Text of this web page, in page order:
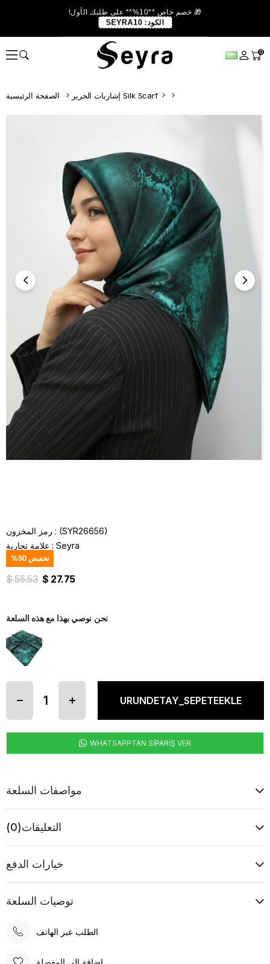
🎁 خصم خاص **10%** على طلبك الأول!
الكود: SEYRA10
0
إشاربات الحرير Silk Scarf
رمز المخزون
(SYR26656)
علامة تجارية : Seyra
%50 تخفيض
$ 55.53 $ 27.75
نحن نوصي بهذا مع هذه السلعة
WHATSAPPTAN SİPARİŞ VER
مواصفات السلعة
التعليقات(0)
خيارات الدفع
توصيات السلعة
الطلب عبر الهاتف
اضافة الى المفضلة